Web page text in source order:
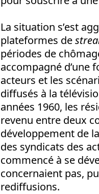
La situation s’est
plateformes de
périodes de
accompagné d’une
acteurs et les
diffusés à la
années 1960, les
revenu entre deux
développement de
des syndicats des
commencé à se
concernaient pas,
rediffusions.